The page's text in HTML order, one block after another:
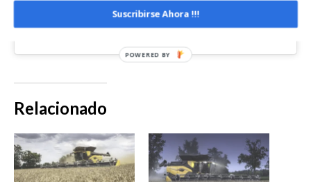
A
post shared by Webb’s Machinery Ltd. (@webbsmachinery)
Relacionado
Suscribirse Ahora !!!